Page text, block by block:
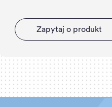
Zapytaj o produkt